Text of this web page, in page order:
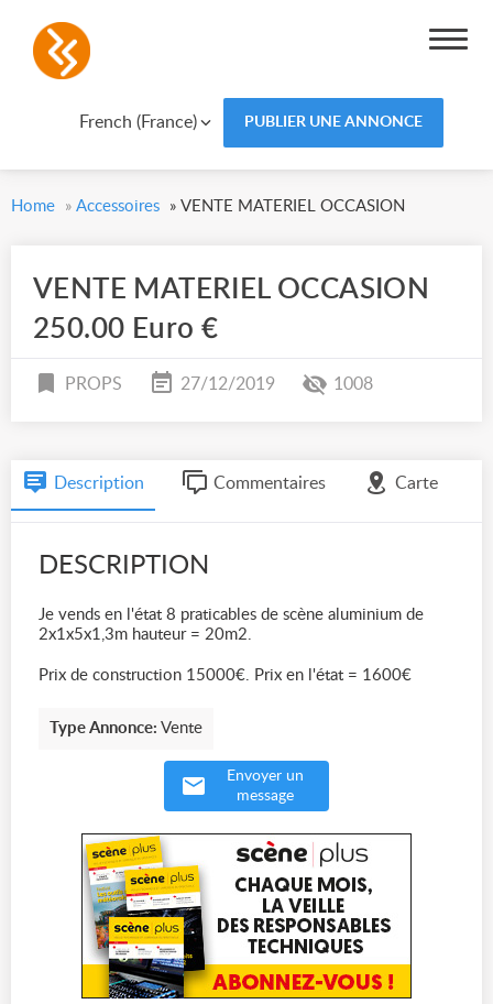
French (France) PUBLIER UNE ANNONCE
Home » Accessoires » VENTE MATERIEL OCCASION
VENTE MATERIEL OCCASION
250.00 Euro €
PROPS 27/12/2019 1008
Description Commentaires Carte
DESCRIPTION
Je vends en l'état 8 praticables de scène aluminium de
2x1x5x1,3m hauteur = 20m2.
Prix de construction 15000€. Prix en l'état = 1600€
Type Annonce: Vente
Envoyer un
message